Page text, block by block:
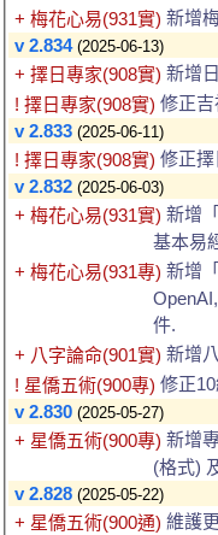
+ 梅花心易(931實) 新增
v 2.834 (2025-06-13)
+ 擇日專家(908實) 新增
! 擇日專家(908實) 修正
v 2.833 (2025-06-11)
! 擇日專家(908實) 修正
v 2.832 (2025-06-03)
+ 梅花心易(931實) 新增
基本易
+ 梅花心易(931專) 新增
件.
+ 八字論命(901實) 新增
! 星僑五術(900專) 修正
v 2.830 (2025-05-27)
+ 星僑五術(900專) 新增
(格式)
v 2.828 (2025-05-22)
+ 星僑五術(900通) 維護